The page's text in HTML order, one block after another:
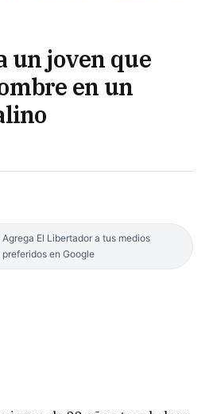
un joven que
en un
Agrega El Libertador a tus medios
preferidos en Google